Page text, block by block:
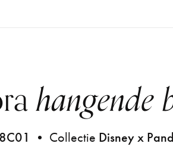
hangende
• Collectie Disney x